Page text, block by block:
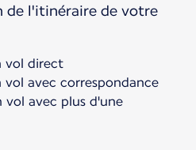
de l'itinéraire de votre
vol direct
vol avec correspondance
vol avec plus d'une